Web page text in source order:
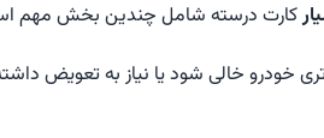
کارت درسته شامل چندین بخش مهم
خودرو خالی شود یا نیاز به تعویض